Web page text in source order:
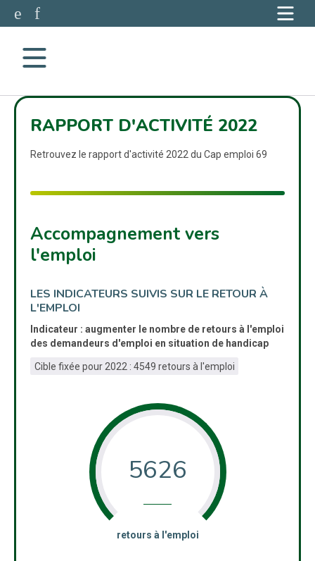
Aller à la navigation
Accéder à notre page Facebook
RAPPORT D'ACTIVITÉ 2022
Retrouvez le rapport d'activité 2022 du Cap emploi 69
Accompagnement vers
l'emploi
LES INDICATEURS SUIVIS SUR LE RETOUR À
L'EMPLOI
Indicateur : augmenter le nombre de retours à l'emploi
des demandeurs d'emploi en situation de handicap
Cible fixée pour 2022 : 4549 retours à l'emploi
5626
:retours à l'emploi